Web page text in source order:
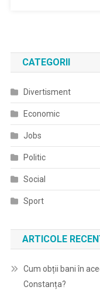
CATEGORII
Divertisment
Economic
Jobs
Politic
Social
Sport
ARTICOLE
Cum obții bani în
Constanța?